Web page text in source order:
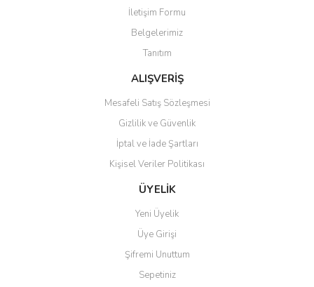
Gönder
İletişim Formu
Belgelerimiz
Tanıtım
ALIŞVERİŞ
Mesafeli Satış Sözleşmesi
Gizlilik ve Güvenlik
İptal ve İade Şartları
Kişisel Veriler Politikası
ÜYELİK
Yeni Üyelik
Üye Girişi
Şifremi Unuttum
Sepetiniz